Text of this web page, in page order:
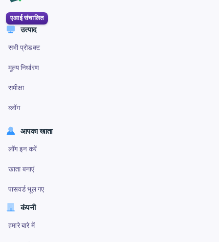
एआई संचालित
उत्पाद
सभी प्रोडक्ट
मूल्य निर्धारण
समीक्षा
ब्लॉग
आपका खाता
लॉग इन करें
खाता बनाएं
पासवर्ड भूल गए
कंपनी
हमारे बारे में